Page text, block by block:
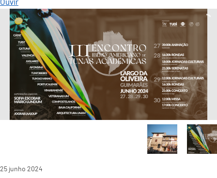
Ouvir
25 junho 2024